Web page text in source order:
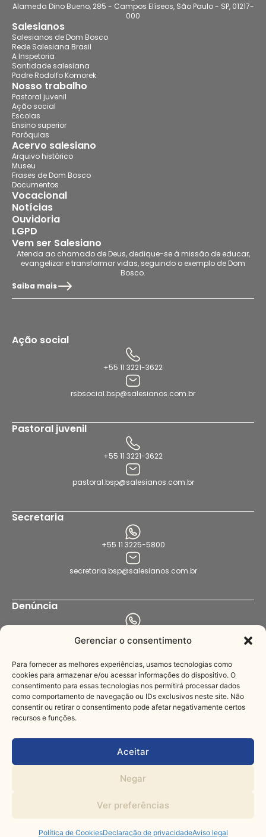
Gerenciar o consentimento
Para fornecer as melhores experiências, usamos tecnologias como
cookies para armazenar e/ou acessar informações do dispositivo. O
consentimento para essas tecnologias nos permitirá processar dados
como comportamento de navegação ou IDs exclusivos neste site. Não
consentir ou retirar o consentimento pode afetar negativamente certos
recursos e funções.
Aceitar
Negar
Ver preferências
Política de CookiesDeclaração de privacidadeAviso legal
Alameda Dino Bueno, 285 - Campos Elíseos, São Paulo - SP, 01217-
000
Salesianos
Salesianos de Dom Bosco
Rede Salesiana Brasil
A Inspetoria
Santidade salesiana
Padre Rodolfo Komorek
Nosso trabalho
Pastoral juvenil
Ação social
Escolas
Ensino superior
Paróquias
Acervo salesiano
Arquivo histórico
Museu
Frases de Dom Bosco
Documentos
Vocacional
Notícias
Ouvidoria
LGPD
Vem ser Salesiano
Atenda ao chamado de Deus, dedique-se à missão de educar,
evangelizar e transformar vidas, seguindo o exemplo de Dom
Bosco.
Saiba mais
Ação social
+55 11 3221-3622
rsbsocial.bsp@salesianos.com.br
Pastoral juvenil
+55 11 3221-3622
pastoral.bsp@salesianos.com.br
Secretaria
+55 11 3225-5800
secretaria.bsp@salesianos.com.br
Denúncia
denuncia.bsp@salesianos.com.br
Imprensa
comunica@salesianos.com.br